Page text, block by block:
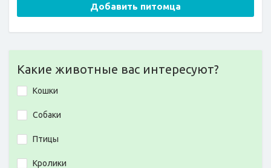
Добавить питомца
Какие животные вас интересуют?
Кошки
Собаки
Птицы
Кролики